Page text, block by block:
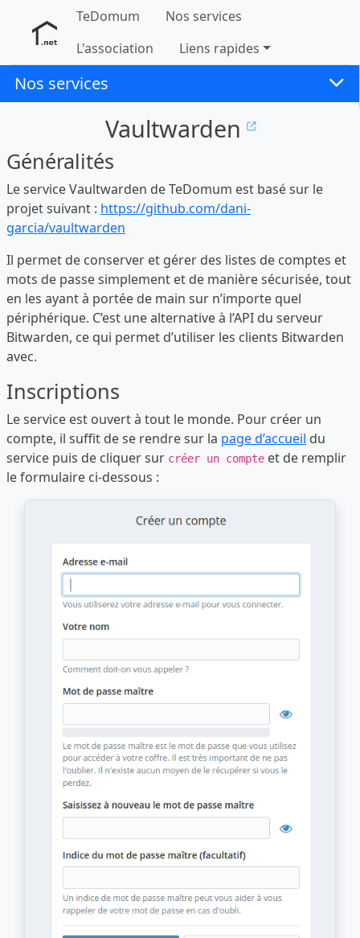
TeDomum
Nos services
L'association
Liens rapides
Nos services
Vaultwarden
Généralités
Le service Vaultwarden de TeDomum est basé sur le
projet suivant : https://github.com/dani-
garcia/vaultwarden
Il permet de conserver et gérer des listes de comptes et
mots de passe simplement et de manière sécurisée, tout
en les ayant à portée de main sur n’importe quel
périphérique. C’est une alternative à l’API du serveur
Bitwarden, ce qui permet d’utiliser les clients Bitwarden
avec.
Inscriptions
Le service est ouvert à tout le monde. Pour créer un
compte, il suffit de se rendre sur la page d’accueil du
service puis de cliquer sur créer un compte et de remplir
le formulaire ci-dessous :